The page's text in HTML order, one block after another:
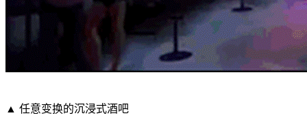
▲ 任意变换的沉浸式酒吧